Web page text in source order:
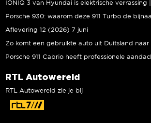
IONIQ 3 van Hyundai is elektrische verrassing
Aflevering 12 (2026) 7 juni
RTL Autowereld
RTL Autowereld zie je bij